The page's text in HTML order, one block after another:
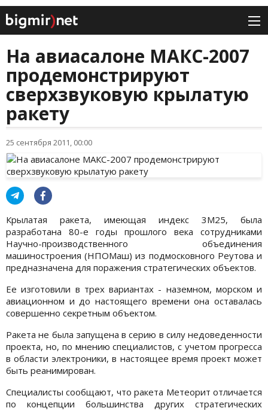
На авиасалоне МАКС-2007
продемонстрируют
сверхзвуковую крылатую
ракету
25 сентября 2011, 00:00
Крылатая ракета, имеющая индекс 3М25, была
разработана 80-е годы прошлого века сотрудниками
Научно-производственного объединения
машиностроения (НПОМаш) из подмосковного Реутова и
предназначена для поражения стратегических объектов.
Ее изготовили в трех вариантах - наземном, морском и
авиационном и до настоящего времени она оставалась
совершенно секретным объектом.
Ракета не была запущена в серию в силу недоведенности
проекта, но, по мнению специалистов, с учетом прогресса
в области электроники, в настоящее время проект может
быть реанимирован.
Специалисты сообщают, что ракета Метеорит отличается
по концепции большинства других стратегических